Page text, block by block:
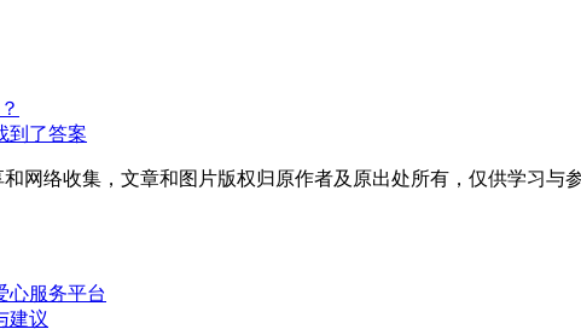
到了答案
网络收集，文章和图片版权归原作者及原出处所有，仅供学习与
心服务平台
建议